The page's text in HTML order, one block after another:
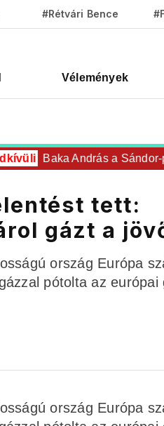
#Rétvári Bence
Vélemények
Baka András a Sándor-
tett:
gázt a
ország Európa
pótolta az európai
ország Európa